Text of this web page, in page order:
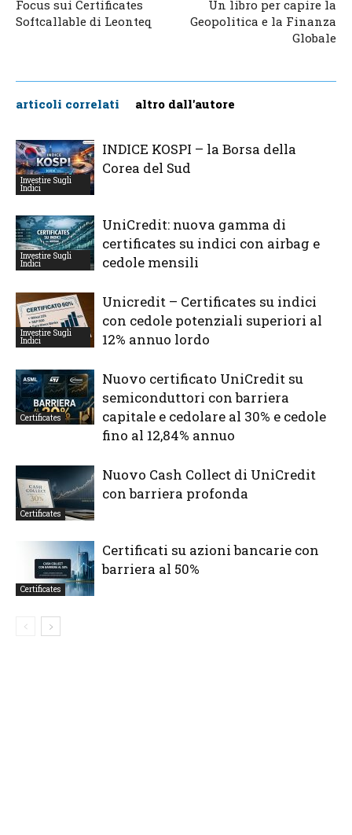
Focus sui Certificates
Softcallable di Leonteq
Un libro per capire la
Geopolitica e la Finanza
Globale
articoli correlati altro dall'autore
Investire Sugli
Indici
INDICE KOSPI – la Borsa della
Corea del Sud
Investire Sugli
Indici
UniCredit: nuova gamma di
certificates su indici con airbag e
cedole mensili
Investire Sugli
Indici
Unicredit – Certificates su indici
con cedole potenziali superiori al
12% annuo lordo
Certificates
Nuovo certificato UniCredit su
semiconduttori con barriera
capitale e cedolare al 30% e cedole
fino al 12,84% annuo
Certificates
Nuovo Cash Collect di UniCredit
con barriera profonda
Certificates
Certificati su azioni bancarie con
barriera al 50%